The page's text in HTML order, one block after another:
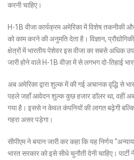
करनी चाहिए।
H-1B वीजा कार्यक्रम अमेरिका में विशेष तकनीकी और
को काम करने की अनुमति देता है। विज्ञान,
क्षेत्रों में भारतीय पेशेवर इस वीजा का सबसे अधिक
जारी होने वाले H-1B वीज़ा में से लगभग दो-तिहाई
अब अमेरिका द्वारा शुल्क में की गई अचानक वृद्धि से
पहले जहाँ आवेदन शुल्क कुछ हजार डॉलर था, वहीं
गया है। इससे न केवल कंपनियों की लागत बढ़ेगी
गहरा असर पड़ेगा।
सीपीएम ने बयान जारी कर कहा कि यह निर्णय
भारत सरकार को इसे सीधे चुनौती देनी चाहिए।